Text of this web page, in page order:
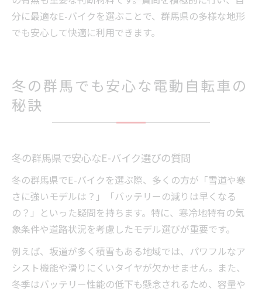
分に最適なE-バイクを選ぶことで、群馬県の多様な地形
でも安心して快適に利用できます。
冬の群馬でも安心な電動自転車の
秘訣
冬の群馬県で安心なE-バイク選びの質問
冬の群馬県でE-バイクを選ぶ際、多くの方が「雪道や寒
さに強いモデルは？」「バッテリーの減りは早くなる
の？」といった疑問を持ちます。特に、寒冷地特有の気
象条件や道路状況を考慮したモデル選びが重要です。
例えば、坂道が多く積雪もある地域では、パワフルなア
シスト機能や滑りにくいタイヤが欠かせません。また、
冬季はバッテリー性能の低下も懸念されるため、容量や